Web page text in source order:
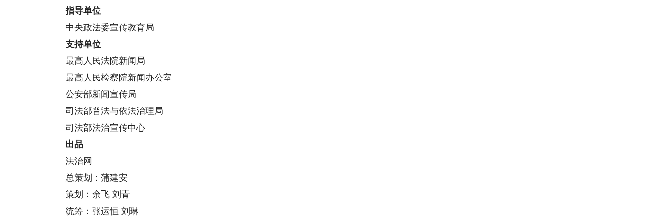
指导单位
中央政法委宣传教育局
支持单位
最高人民法院新闻局
最高人民检察院新闻办公室
公安部新闻宣传局
司法部普法与依法治理局
司法部法治宣传中心
出品
法治网
总策划：蒲建安
策划：余飞 刘青
统筹：张运恒 刘琳